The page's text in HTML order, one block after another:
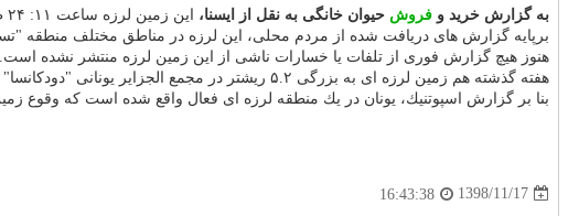
به گزارش خرید و فروش حیوان خانگی به نقل از ایسنا، این زمین لرزه ساعت ۱۱: ۲۴ ظهر امروز (پنج شنبه) به وقت محلی در ۲۳۹ كیلومتری شمال غربی پایتخت آتن و در عمق ۹ كیلومتری زمین رخ داده است.
برپایه گزارش های دریافت شده از مردم محلی، این لرزه در مناطق مختلف منطقه
هنوز هیچ گزارش فوری از تلفات یا خسارات ناشی از این زمین لرزه منتشر نشده است.
هفته گذشته هم زمین لرزه ای به بزرگی ۵.۲ ریشتر در مجمع الجزایر یونانی "دودكانسا" در دریای اژه رخ داد.
بنا بر گزارش اسپوتنیك، یونان در یك منطقه لرزه ای فعال واقع شده است كه وقوع
1398/11/17
16:43:38